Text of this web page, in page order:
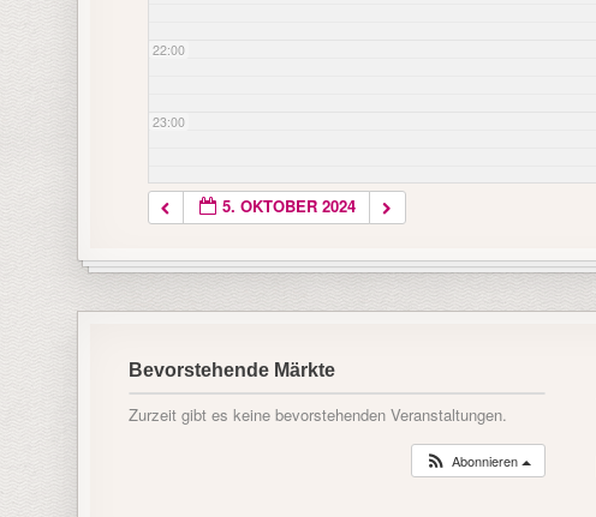
22:00
23:00
5. OKTOBER 2024
Bevorstehende Märkte
Zurzeit gibt es keine bevorstehenden Veranstaltungen.
Abonnieren